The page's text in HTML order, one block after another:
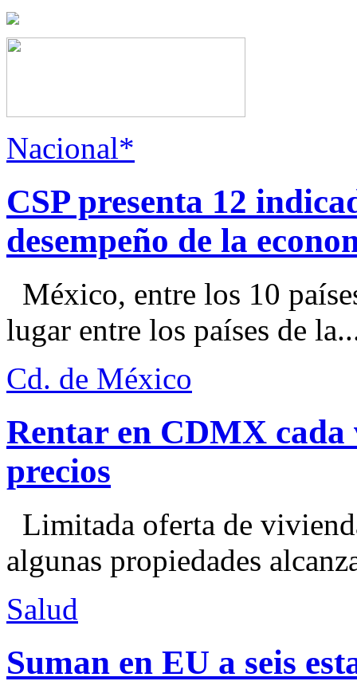
Nacional*
CSP presenta 12
desempeño de la
México, entre los 10
lugar entre los países de
Cd. de México
Rentar en CDMX cada
precios
Limitada oferta de
algunas propiedades
Salud
Suman en EU a seis